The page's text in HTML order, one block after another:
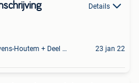
Details
Sint-Lievens-Houtem + Deel Oombergen 23 jan 22